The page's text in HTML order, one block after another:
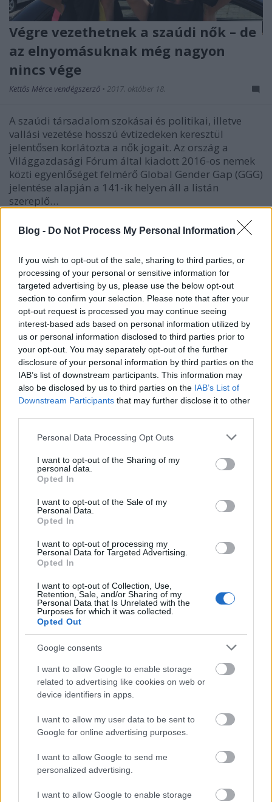
Blog - Do Not Process My Personal Information
If you wish to opt-out of the sale, sharing to third parties, or
processing of your personal or sensitive information for
targeted advertising by us, please use the below opt-out
section to confirm your selection. Please note that after your
opt-out request is processed you may continue seeing
interest-based ads based on personal information utilized by
us or personal information disclosed to third parties prior to
your opt-out. You may separately opt-out of the further
disclosure of your personal information by third parties on the
IAB’s list of downstream participants. This information may
also be disclosed by us to third parties on the IAB’s List of
Downstream Participants that may further disclose it to other
Please note that this website/app uses one or more Google
not limited to your visit or usage behaviour. You may click to
grant or deny consent to Google and its third-party tags to
use your data for below specified purposes in below Google
consent section.
Personal Data Processing Opt Outs
I want to opt-out of the Sharing of my
personal data.
Opted In
I want to opt-out of the Sale of my
Personal Data.
Opted In
I want to opt-out of processing my
Personal Data for Targeted Advertising.
Opted In
I want to opt-out of Collection, Use,
Retention, Sale, and/or Sharing of my
Personal Data that Is Unrelated with the
Purposes for which it was collected.
Opted Out
Google consents
I want to allow Google to enable storage
related to advertising like cookies on web or
device identifiers in apps.
I want to allow my user data to be sent to
Google for online advertising purposes.
I want to allow Google to send me
personalized advertising.
I want to allow Google to enable storage
Végre vezethetnek a szaúdi nők – de
az elnyomásuknak még nagyon
nincs vége
Kettős Mérce vendégszerző • 2017. október 18.
A szaúdi társadalom szokásai és politikai, illetve
vallási vezetése hosszú évtizedeken keresztül
jelentősen korlátozta a nők jogait. Az ország a
Világgazdasági Fórum által kiadott 2016-os nemek
közti egyenlőséget felmérő Global Gender Gap (GGG)
jelentése alapján a 141-ik helyen áll a listán
szereplő…
A felrobbantott máltai újságírónő
fia: “Háborúban állunk az állam és a
szervezett bűnözés ellen, melyek
megkülönböztethetetlenné váltak.”
Hétfőn egy kocsiban robbantották fel a nemzetközi
korrupciós botrányokat feltáró máltai újságírónőt,
Daphne Caruana Galiziát. A máltai újságírónő volt
az, aki nyilvánosságra hozta, hogy Joseph Muscat
azerbajdzsáni vezetőktől. Ezután a korrupciós
botrányba…